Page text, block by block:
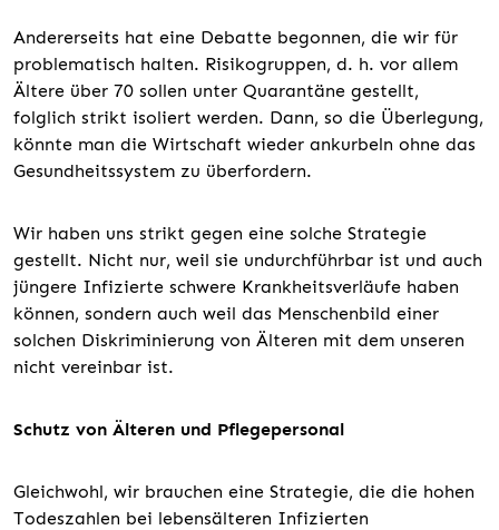
Andererseits hat eine Debatte begonnen, die wir für
problematisch halten. Risikogruppen, d. h. vor allem
Ältere über 70 sollen unter Quarantäne gestellt,
folglich strikt isoliert werden. Dann, so die Überlegung,
könnte man die Wirtschaft wieder ankurbeln ohne das
Gesundheitssystem zu überfordern.
Wir haben uns strikt gegen eine solche Strategie
gestellt. Nicht nur, weil sie undurchführbar ist und auch
jüngere Infizierte schwere Krankheitsverläufe haben
können, sondern auch weil das Menschenbild einer
solchen Diskriminierung von Älteren mit dem unseren
nicht vereinbar ist.
Schutz von Älteren und Pflegepersonal
Gleichwohl, wir brauchen eine Strategie, die die hohen
Todeszahlen bei lebensälteren Infizierten